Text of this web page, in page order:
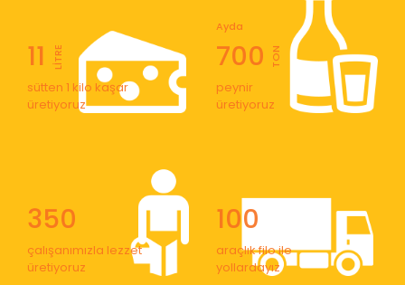
11 LİTRE
sütten 1 kilo kaşar
üretiyoruz
700
Ayda
TON
peynir
üretiyoruz
350
çalışanımızla lezzet
üretiyoruz
100
araçlık filo ile
yollardayız